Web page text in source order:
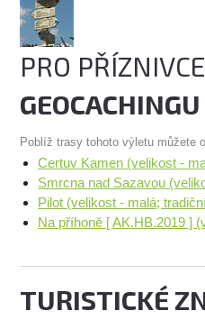
PRO PŘÍZNIVCE
GEOCACHINGU
Poblíž trasy tohoto výletu můžete
Certuv Kamen (velikost -
Smrcna nad Sazavou
Pilot (velikost - malá;
Na příhoně [ AK.HB.2019 ]
TURISTICKÉ